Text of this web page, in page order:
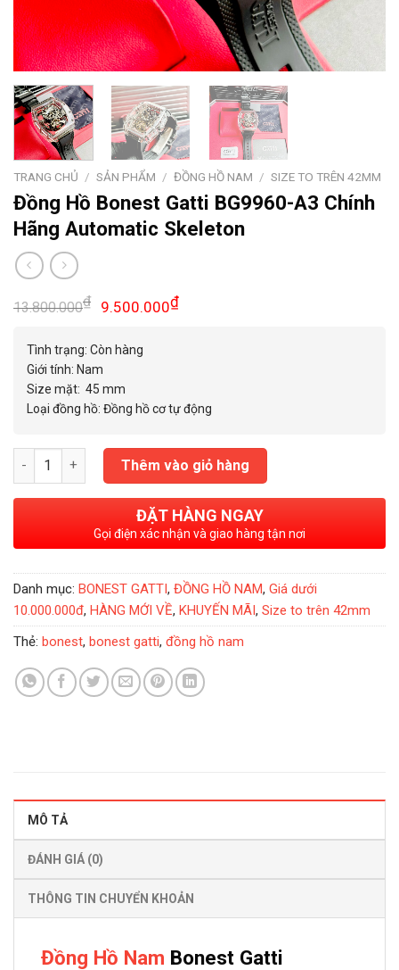
TRANG CHỦ / SẢN PHẨM / ĐỒNG HỒ NAM / SIZE TO TRÊN 42MM
Đồng Hồ Bonest Gatti BG9960-A3 Chính
Hãng Automatic Skeleton
13.800.000₫
Giá
là:
13.800.000₫.
9.500.000₫Giá
Tình trạng: Còn hàng
Giới tính: Nam
Size mặt: 45 mm
Loại đồng hồ: Đồng hồ cơ tự động
Đồng Hồ Bonest Gatti BG9960-A3 Chính Hãng Automatic
Thêm vào giỏ hàng
ĐẶT HÀNG NGAY
Gọi điện xác nhận và giao hàng tận nơi
Danh mục: BONEST GATTI, ĐỒNG HỒ NAM, Giá dưới
10.000.000đ, HÀNG MỚI VỀ, KHUYẾN MÃI, Size to trên 42mm
Thẻ: bonest, bonest gatti, đồng hồ nam
MÔ TẢ
ĐÁNH GIÁ (0)
THÔNG TIN CHUYỂN KHOẢN
Đồng Hồ Nam Bonest Gatti